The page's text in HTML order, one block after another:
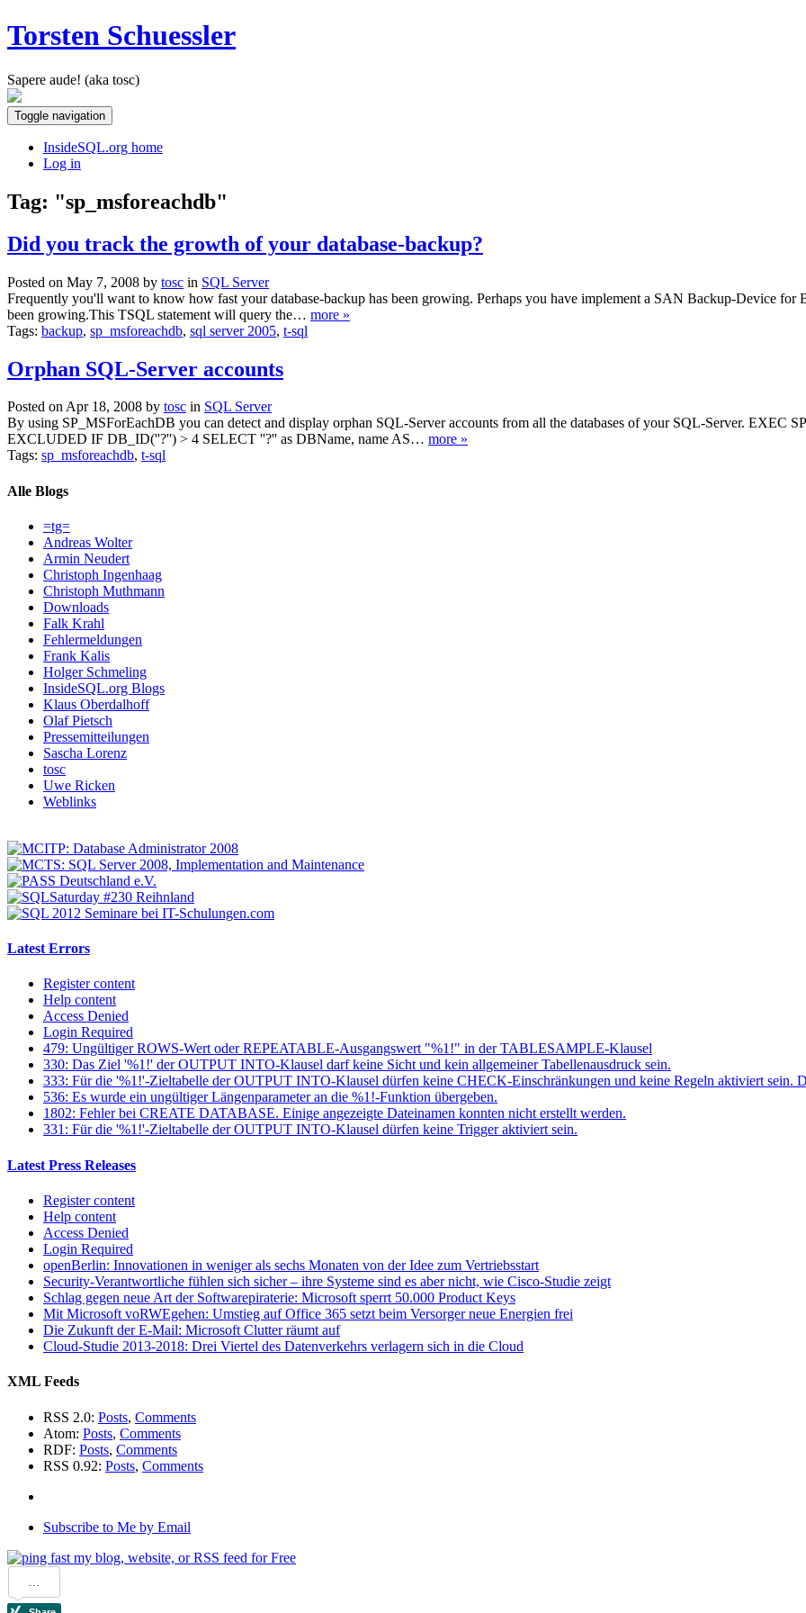
Torsten Schuessler
Sapere aude! (aka tosc)
Toggle navigation
InsideSQL.org home
Log in
Tag: "sp_msforeachdb"
Did you track the growth of your database-backup?
Posted on May 7, 2008 by tosc in SQL Server
Frequently you'll want to know how fast your database-backup has been growing. Perhaps you have implement a SAN Backup-Device
been growing.This TSQL statement will query the… more »
Tags: backup, sp_msforeachdb, sql server 2005, t-sql
Orphan SQL-Server accounts
Posted on Apr 18, 2008 by tosc in SQL Server
By using SP_MSForEachDB you can detect and display orphan SQL-Server accounts from all the databases of your SQL-Server.
EXCLUDED IF DB_ID(''?'') > 4 SELECT ''?'' as DBName, name AS… more »
Tags: sp_msforeachdb, t-sql
Alle Blogs
=tg=
Andreas Wolter
Armin Neudert
Christoph Ingenhaag
Christoph Muthmann
Downloads
Falk Krahl
Fehlermeldungen
Frank Kalis
Holger Schmeling
InsideSQL.org Blogs
Klaus Oberdalhoff
Olaf Pietsch
Pressemitteilungen
Sascha Lorenz
tosc
Uwe Ricken
Weblinks
Latest Errors
Register content
Help content
Access Denied
Login Required
479: Ungültiger ROWS-Wert oder REPEATABLE-Ausgangswert "%1!" in der TABLESAMPLE-Klausel
330: Das Ziel '%1!' der OUTPUT INTO-Klausel darf keine Sicht und kein allgemeiner Tabellenausdruck sein.
333: Für die '%1!'-Zieltabelle der OUTPUT INTO-Klausel dürfen keine CHECK-Einschränkungen und keine Regeln aktiviert sein.
536: Es wurde ein ungültiger Längenparameter an die %1!-Funktion übergeben.
1802: Fehler bei CREATE DATABASE. Einige angezeigte Dateinamen konnten nicht erstellt werden.
331: Für die '%1!'-Zieltabelle der OUTPUT INTO-Klausel dürfen keine Trigger aktiviert sein.
Latest Press Releases
Register content
Help content
Access Denied
Login Required
openBerlin: Innovationen in weniger als sechs Monaten von der Idee zum Vertriebsstart
Security-Verantwortliche fühlen sich sicher – ihre Systeme sind es aber nicht, wie Cisco-Studie zeigt
Schlag gegen neue Art der Softwarepiraterie: Microsoft sperrt 50.000 Product Keys
Mit Microsoft voRWEgehen: Umstieg auf Office 365 setzt beim Versorger neue Energien frei
Die Zukunft der E-Mail: Microsoft Clutter räumt auf
Cloud-Studie 2013-2018: Drei Viertel des Datenverkehrs verlagern sich in die Cloud
XML Feeds
RSS 2.0: Posts, Comments
Atom: Posts, Comments
RDF: Posts, Comments
RSS 0.92: Posts, Comments
Subscribe to Me by Email